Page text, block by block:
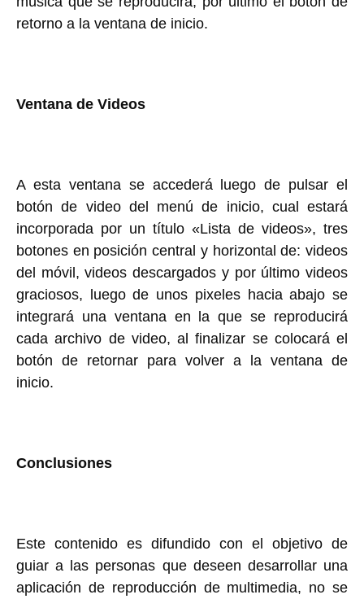
retorno a la ventana de inicio.
Ventana de Videos
A esta ventana se accederá luego de pulsar el
botón de video del menú de inicio, cual estará
incorporada por un título «Lista de videos», tres
botones en posición central y horizontal de: videos
del móvil, videos descargados y por último videos
graciosos, luego de unos pixeles hacia abajo se
integrará una ventana en la que se reproducirá
cada archivo de video, al finalizar se colocará el
botón de retornar para volver a la ventana de
inicio.
Conclusiones
Este contenido es difundido con el objetivo de
guiar a las personas que deseen desarrollar una
aplicación de reproducción de multimedia, no se